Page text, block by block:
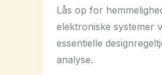
Lås op for
elektroniske systemer
essentielle
analyse.